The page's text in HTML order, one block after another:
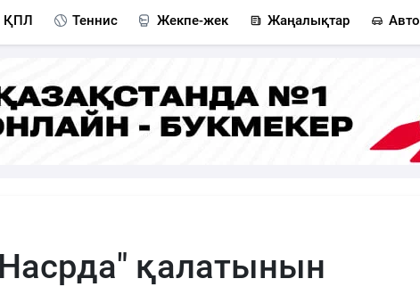
ҚПЛ Теннис Жекпе-жек Жаңалықтар Авто
қалатынын